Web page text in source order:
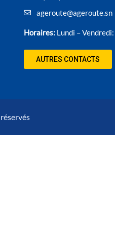
ageroute@ageroute.sn
Horaires: Lundi –
AUTRES CONTACTS